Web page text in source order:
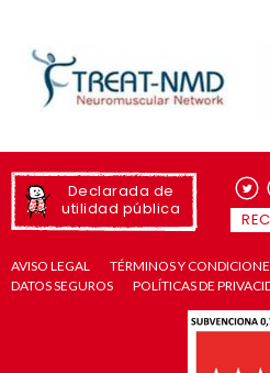
Declarada de
utilidad pública
AVISO LEGAL
TÉRMINOS Y
DATOS SEGUROS
POLÍTICAS DE